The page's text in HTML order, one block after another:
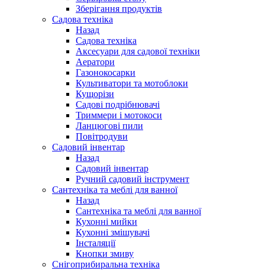
Зберігання продуктів
Садова техніка
Назад
Садова техніка
Аксесуари для садової техніки
Аератори
Газонокосарки
Культиватори та мотоблоки
Кущорізи
Садові подрібнювачі
Триммери і мотокоси
Ланцюгові пили
Повітродуви
Садовий інвентар
Назад
Садовий інвентар
Ручний садовий інструмент
Сантехніка та меблі для ванної
Назад
Сантехніка та меблі для ванної
Кухонні мийки
Кухонні змішувачі
Інсталяції
Кнопки змиву
Снігоприбиральна техніка